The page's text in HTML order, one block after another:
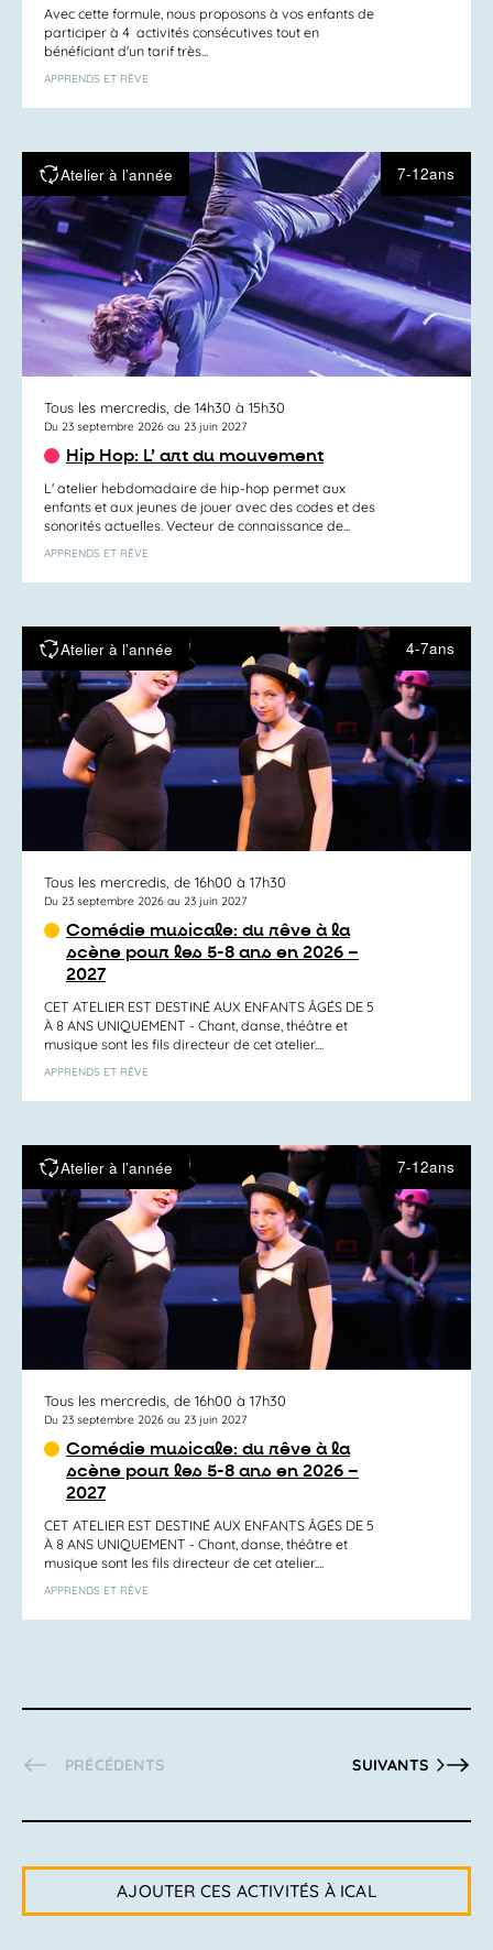
Avec cette formule, nous proposons à vos enfants de
participer à 4 activités consécutives tout en
bénéficiant d'un tarif très...
APPRENDS ET RÊVE
Atelier à l’année 7-12ans
Tous les mercredis, de 14h30 à 15h30
Du 23 septembre 2026 au 23 juin 2027
Hip Hop: L’ art du mouvement
L' atelier hebdomadaire de hip-hop permet aux
enfants et aux jeunes de jouer avec des codes et des
sonorités actuelles. Vecteur de connaissance de...
APPRENDS ET RÊVE
Atelier à l’année 4-7ans
Tous les mercredis, de 16h00 à 17h30
Du 23 septembre 2026 au 23 juin 2027
Comédie musicale: du rêve à la
scène pour les 5-8 ans en 2026 –
2027
CET ATELIER EST DESTINÉ AUX ENFANTS ÂGÉS DE 5
À 8 ANS UNIQUEMENT - Chant, danse, théâtre et
musique sont les fils directeur de cet atelier....
APPRENDS ET RÊVE
Atelier à l’année 7-12ans
Tous les mercredis, de 16h00 à 17h30
Du 23 septembre 2026 au 23 juin 2027
Comédie musicale: du rêve à la
scène pour les 5-8 ans en 2026 –
2027
CET ATELIER EST DESTINÉ AUX ENFANTS ÂGÉS DE 5
À 8 ANS UNIQUEMENT - Chant, danse, théâtre et
musique sont les fils directeur de cet atelier....
APPRENDS ET RÊVE
ACTIVITÉS
PRÉCÉDENTS ACTIVITÉS
SUIVANTS
AJOUTER CES ACTIVITÉS À ICAL